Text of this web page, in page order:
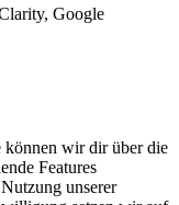
Google
können wir dir über die
Features
unserer